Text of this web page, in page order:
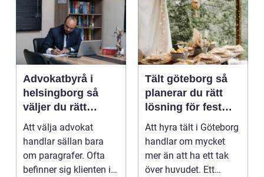
Advokatbyrå i
helsingborg så
väljer du rätt
juridiskt stöd
Att välja advokat
handlar sällan bara
om paragrafer. Ofta
befinner sig klienten i
Tält göteborg så
planerar du rätt
lösning för fest
och event
Att hyra tält i Göteborg
handlar om mycket
mer än att ha ett tak
över huvudet. Ett